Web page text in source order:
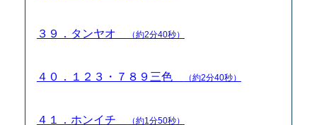
３９．タンヤオ （約2分40秒）
４０．１２３・７８９三色 （約2分40秒）
４１．ホンイチ （約1分50秒）